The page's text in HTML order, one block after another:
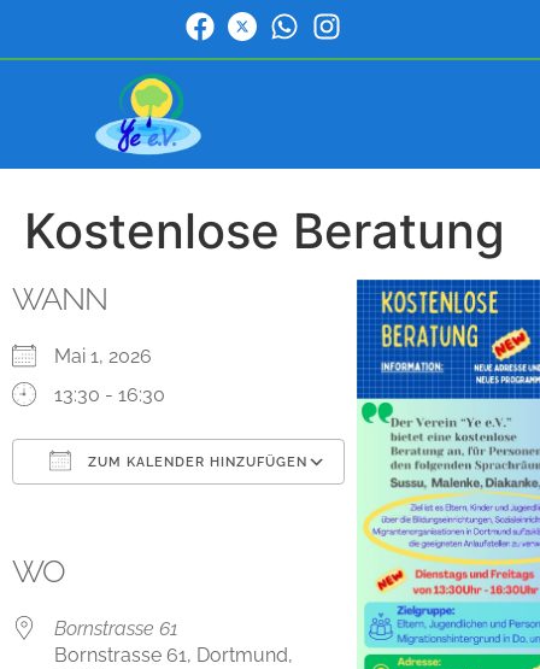
Kostenlose Beratung
WANN
Mai 1, 2026
13:30 - 16:30
ZUM KALENDER HINZUFÜGEN
Outlook Live
WO
Bornstrasse 61
Bornstrasse 61, Dortmund,